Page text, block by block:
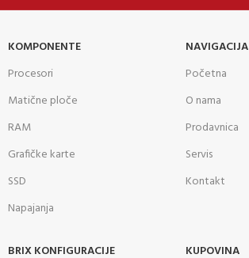
KOMPONENTE
Procesori
Matične ploče
RAM
Grafičke karte
SSD
Napajanja
NAVIGACIJA
Početna
O nama
Prodavnica
Servis
Kontakt
BRIX KONFIGURACIJE
KUPOVINA